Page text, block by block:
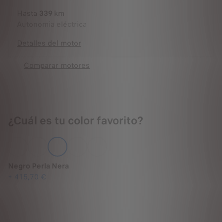
km
Detalles del motor
Comparar motores
¿Cuál es tu color favorito?
Negro Perla Nera